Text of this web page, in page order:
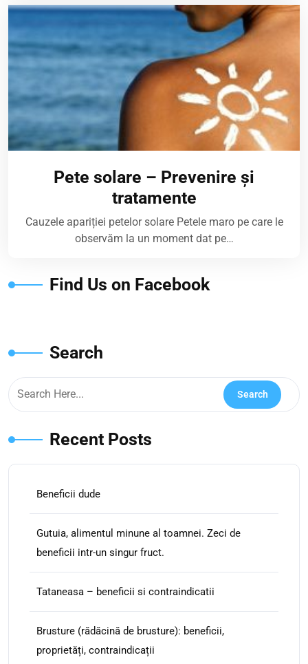
Pete solare – Prevenire și
tratamente
Cauzele apariției petelor solare Petele maro pe care le
observăm la un moment dat pe…
Find Us on Facebook
Search
Recent Posts
Beneficii dude
Gutuia, alimentul minune al toamnei. Zeci de
beneficii intr-un singur fruct.
Tataneasa – beneficii si contraindicatii
Brusture (rădăcină de brusture): beneficii,
proprietăți, contraindicații